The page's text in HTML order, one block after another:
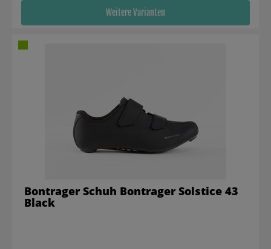
Weitere Varianten
Bontrager Schuh Bontrager Solstice 43
Black